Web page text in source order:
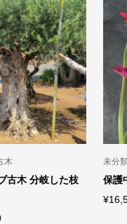
木
古木 分岐した枝
未分
保護